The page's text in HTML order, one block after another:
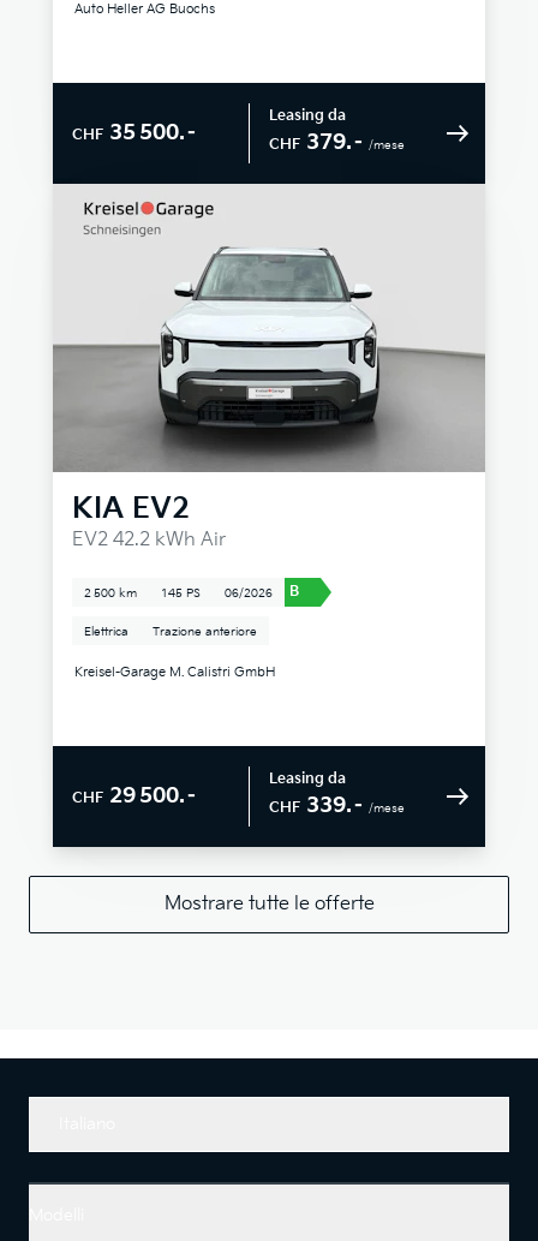
Auto Heller AG Buochs
CHF 35 500.–
Leasing da
CHF 379.– /mese
KIA EV2
EV2 42.2 kWh Air
2 500 km 145 PS 06/2026 B
Elettrica Trazione anteriore
Kreisel-Garage M. Calistri GmbH
CHF 29 500.–
Leasing da
CHF 339.– /mese
Mostrare tutte le offerte